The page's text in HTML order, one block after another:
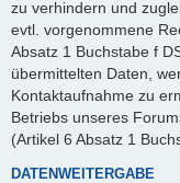
zu verhindern und
evtl. vorgenommene
Absatz 1 Buchstabe f
übermittelten Daten,
Kontaktaufnahme zu
Betriebs unseres
(Artikel 6 Absatz 1
DATENWEITERGABE